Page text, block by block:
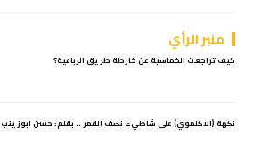
منبر الرأي
كيف تراجعت الخماسية عن خارطة طريق الرباعية؟
نكهة (الاكلموي) على شاطيء نصف القمر .. بقلم: حسن ابوزينب